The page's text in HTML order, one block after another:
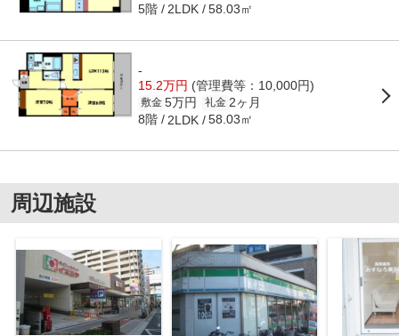
5階 2LDK 58.03㎡
-
15.2万円 (管理費等：10,000円)
敷金 5万円 礼金 2ヶ月
8階 2LDK 58.03㎡
周辺施設